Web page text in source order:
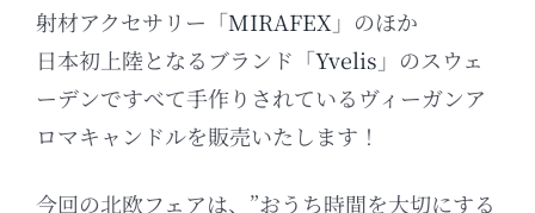
射材アクセサリー「MIRAFEX 」のほか
日本初上陸となるブランド「Yvelis 」のスウェ
ーデンですべて手作りされているヴィーガンア
ロマキャンドルを販売いたします！
今回の北欧フェアは、”おうち時間を大切にする